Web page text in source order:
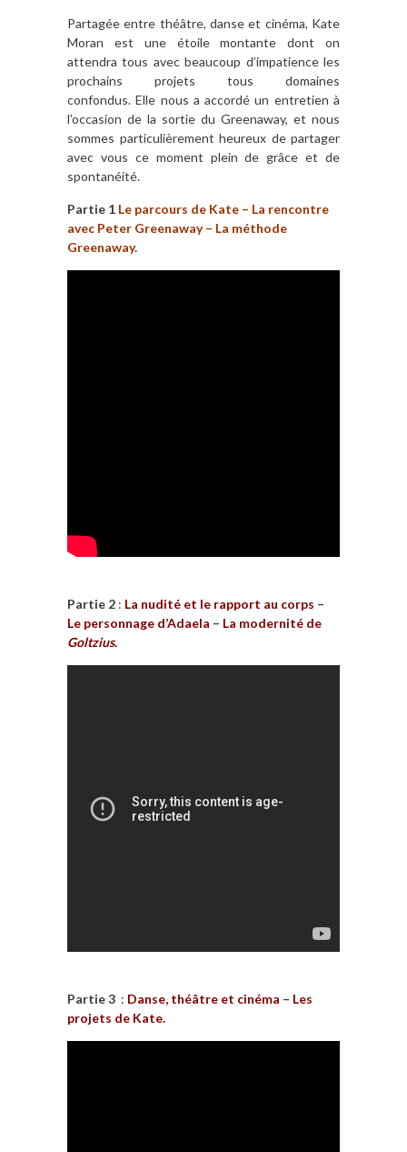
Partagée entre théâtre, danse et cinéma, Kate
Moran est une étoile montante dont on
attendra tous avec beaucoup d’impatience les
prochains projets tous domaines
confondus. Elle nous a accordé un entretien à
l’occasion de la sortie du Greenaway, et nous
sommes particulièrement heureux de partager
avec vous ce moment plein de grâce et de
spontanéité.
Partie 1 Le parcours de Kate – La rencontre
avec Peter Greenaway – La méthode
Greenaway.
Partie 2 : La nudité et le rapport au corps –
Le personnage d’Adaela – La modernité de
Goltzius.
Partie 3 : Danse, théâtre et cinéma – Les
projets de Kate.